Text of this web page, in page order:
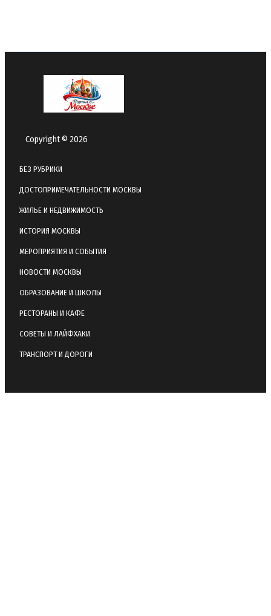
Copyright © 2026
БЕЗ РУБРИКИ
ДОСТОПРИМЕЧАТЕЛЬНОСТИ МОСКВЫ
ЖИЛЬЕ И НЕДВИЖИМОСТЬ
ИСТОРИЯ МОСКВЫ
МЕРОПРИЯТИЯ И СОБЫТИЯ
НОВОСТИ МОСКВЫ
ОБРАЗОВАНИЕ И ШКОЛЫ
РЕСТОРАНЫ И КАФЕ
СОВЕТЫ И ЛАЙФХАКИ
ТРАНСПОРТ И ДОРОГИ